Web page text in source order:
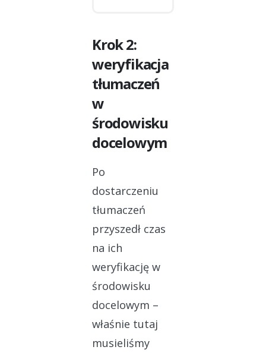
Krok 2:
weryfikacja
tłumaczeń
w
środowisku
docelowym
Po
dostarczeniu
tłumaczeń
przyszedł czas
na ich
weryfikację w
środowisku
docelowym –
właśnie tutaj
musieliśmy